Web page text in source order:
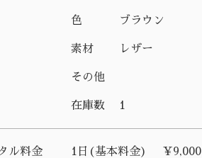
色 ブラウン
素材 レザー
その他
在庫数 1
ル料金 1日(基本料金) ¥9,000